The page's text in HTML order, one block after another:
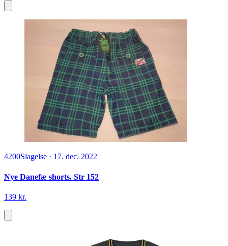
4200Slagelse · 17. dec. 2022
Nye Danefæ shorts. Str 152
139 kr.